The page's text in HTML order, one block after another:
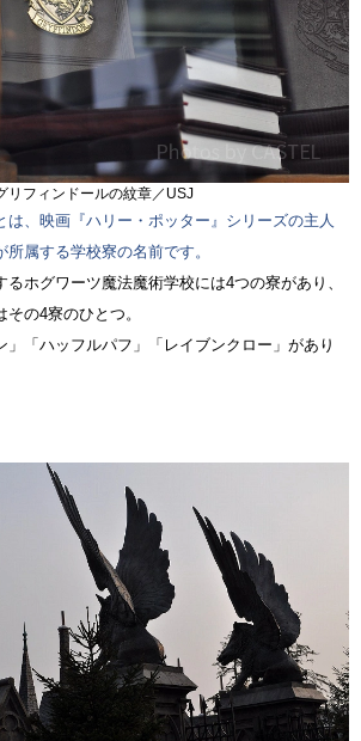
リフィンドールの紋章／USJ
は、映画『ハリー・ポッター』シリーズの主人
属する学校寮の名前です。
ホグワーツ魔法魔術学校には4つの寮があり、
その4寮のひとつ。
」「ハッフルパフ」「レイブンクロー」があり